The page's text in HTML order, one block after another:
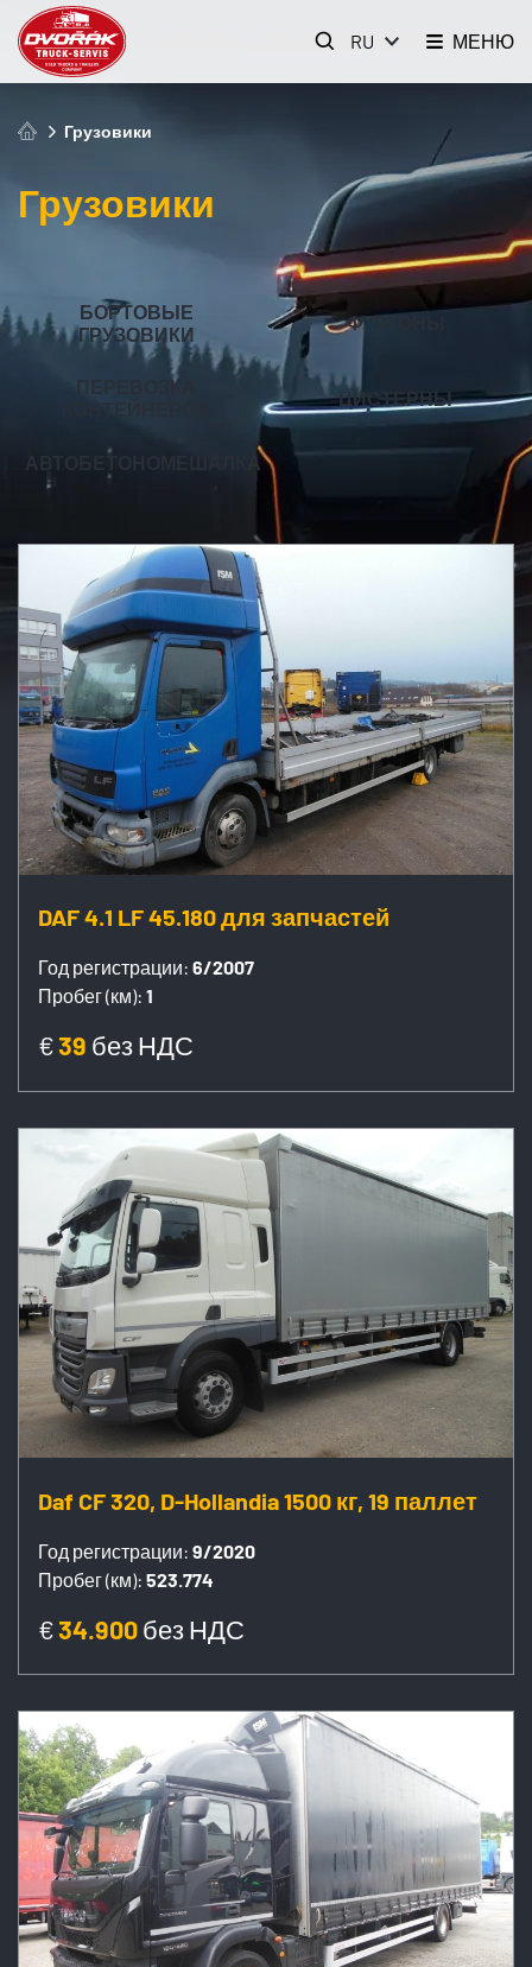
МЕНЮ
RU
Грузовики
Грузовики
БОРТОВЫЕ
ГРУЗОВИКИ
ФУРГОНЫ
ПЕРЕВОЗКА
ЦИСТЕРНЫ
АВТОБЕТОНОМЕШАЛКА
DAF 4.1 LF 45.180 для запчастей
Год регистрации: 6/2007
Пробег (км): 1
€39 без НДС
Daf CF 320, D-Hollandia 1500 кг, 19 паллет
Год регистрации: 9/2020
Пробег (км): 523.774
€34.900без НДС